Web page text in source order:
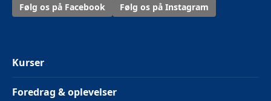
Følg os på Facebook Følg os på Instagram
Kurser
Foredrag & oplevelser